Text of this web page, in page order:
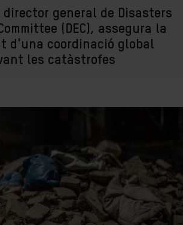
director general de Disasters
(DEC), assegura la
d'una coordinació global
les catàstrofes